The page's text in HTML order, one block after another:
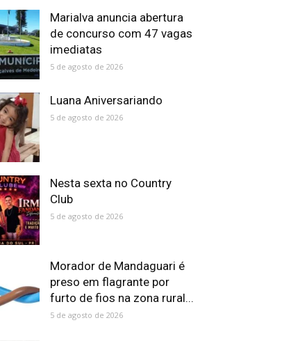
Marialva anuncia abertura
de concurso com 47 vagas
imediatas
5 de agosto de 2026
Luana Aniversariando
5 de agosto de 2026
Nesta sexta no Country
Club
5 de agosto de 2026
Morador de Mandaguari é
preso em flagrante por
furto de fios na zona rural...
5 de agosto de 2026